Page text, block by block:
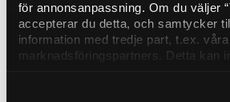
för annonsanpassning. Om du väljer
accepterar du detta, och samtycker
information med tredje part, t.ex. våra
marknadsföringspartners. Detta kan
Vi tror på att vin är mer än bara en
konstform som för samman